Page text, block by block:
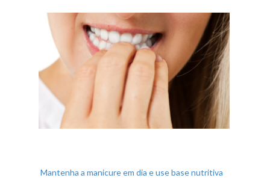
Mantenha a manicure em dia e use base nutritiva